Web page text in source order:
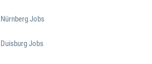
Nürnberg Jobs
Duisburg Jobs